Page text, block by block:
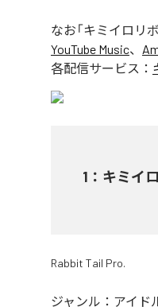
なお「キミイロリ
YouTube Music、
各配信サービス：
1 ： キミイ
Rabbit Tail Pro.
ジャンル： アイド